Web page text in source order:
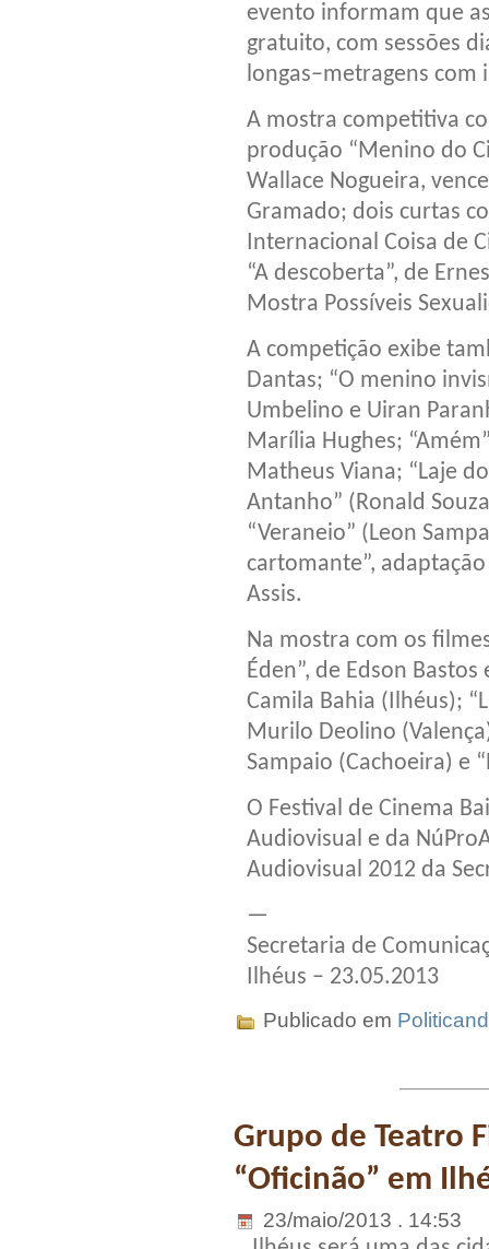
evento informam que
gratuito, com sessões
longas–metragens com
A mostra competitiva
produção “Menino do
Wallace Nogueira,
Gramado; dois curtas
Internacional Coisa de
“A descoberta”, de
Mostra Possíveis
A competição exibe
Dantas; “O menino
Umbelino e Uiran
Marília Hughes;
Matheus Viana; “Laje
Antanho” (Ronald
“Veraneio” (Leon
cartomante”,
Assis.
Na mostra com os
Éden”, de Edson
Camila Bahia (Ilhéus);
Murilo Deolino
Sampaio (Cachoeira) e
O Festival de Cinema
Audiovisual e da
Audiovisual 2012 da
—
Secretaria de
Ilhéus – 23.05.2013
Publicado em
Grupo de Teatro
“Oficinão” em
23/maio/2013 . 14:53